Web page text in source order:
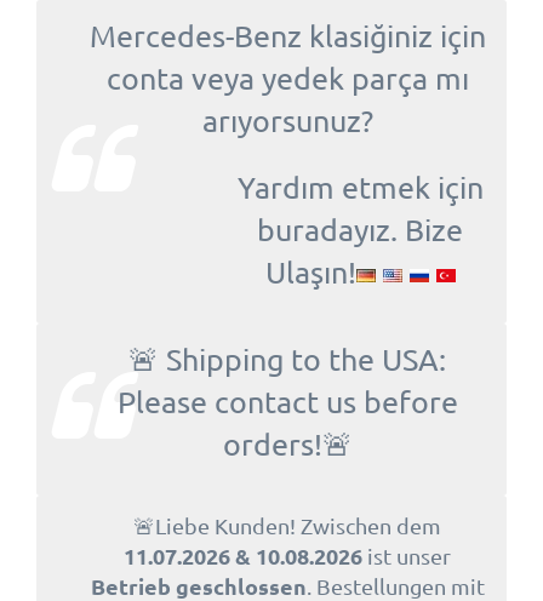
Mercedes-Benz klasiğiniz için
conta veya yedek parça mı
arıyorsunuz?
Yardım etmek için
buradayız. Bize
Ulaşın!
🚨 Shipping to the USA:
Please contact us before
orders!🚨
🚨Liebe Kunden! Zwischen dem
11.07.2026 & 10.08.2026 ist unser
Betrieb geschlossen . Bestellungen mit